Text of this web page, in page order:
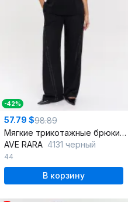
-42%
57.79 $98.89
Мягкие трикотажные брюки с мерцанием и лампасами
AVE RARA 4131 черный
44
В корзину